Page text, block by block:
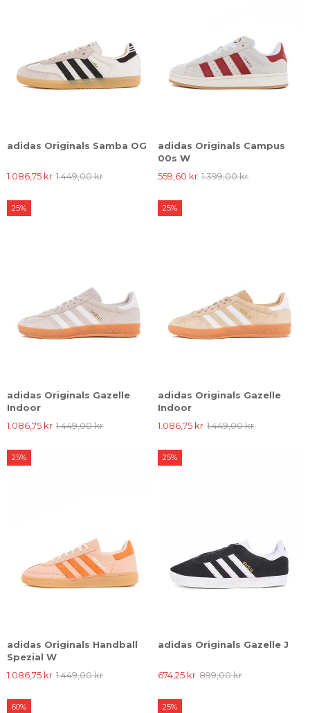
adidas Originals Samba OG
1.086,75 kr 1.449,00 kr
adidas Originals Campus
00s W
559,60 kr 1.399,00 kr
adidas Originals Gazelle
Indoor
1.086,75 kr 1.449,00 kr
25%
adidas Originals Gazelle
Indoor
1.086,75 kr 1.449,00 kr
25%
adidas Originals Handball
Spezial W
1.086,75 kr 1.449,00 kr
25%
adidas Originals Gazelle J
674,25 kr 899,00 kr
25%
60% 25%